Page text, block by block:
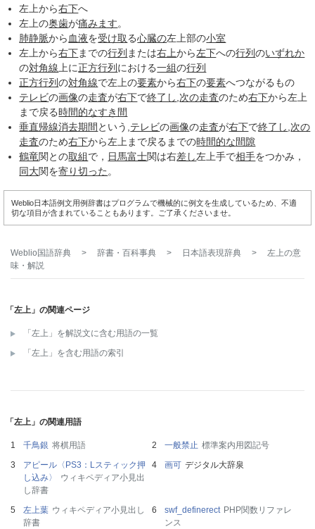
左上から右下へ
左上の奥歯が痛みます。
肺静脈から 血液を受け取る心臓の左上部の小室
左上から右下までの行列 または右上から左下への行列のいずれか
の対角線 上に正方行列 における一組の行列
正方行列の対角線で左上の要素から右下の要素へつながるもの
テレビの画像の走査が右下で終了し 次の走査のため右下から左上
まで戻る時間的なすき間
垂直帰線消去期間 という, テレビの画像の走査が右下で終了し 次の
走査のため右下から左上まで戻るまでの時間的な間隙
鶴竜関との取組で， 日馬富士関は右差し左上手で相手をつかみ，
同大関を寄り切った 。
Weblio日本語例文用例辞書はプログラムで機械的に例文を生成しているため、不適
切な項目が含まれていることもあります。ご了承くださいませ。
Weblio国語辞典 > 辞書・百科事典 > 日本語表現辞典 > 左上の意
味・解説
「左上」の関連ページ
「左上」を解説文に含む用語の一覧
「左上」を含む用語の索引
「左上」の関連用語
千鳥銀 将棋用語 一般禁止 標準案内用図記号
アピール〈PS3：Lスティック押
し込み〉
ウィキペディア小見出
し辞書
画可 デジタル大辞泉
左上葉 ウィキペディア小見出し
辞書
swf_definerect PHP関数リファレ
ンス